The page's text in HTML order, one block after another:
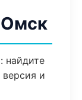
Омск
найдите
и